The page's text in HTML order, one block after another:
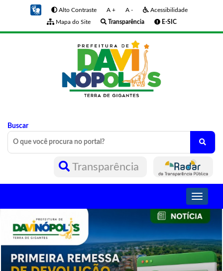
Alto Contraste A + A -
Acessibilidade
Mapa do Site
Transparência E-SIC
Buscar
Transparência
Toggle